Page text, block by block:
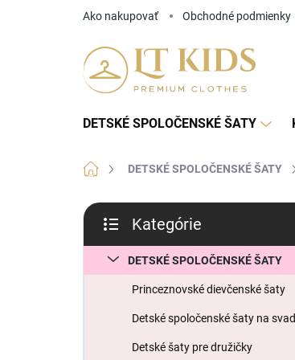
Ako nakupovať Obchodné podmienky
DETSKÉ SPOLOČENSKÉ ŠATY
DomovDETSKÉ SPOLOČENSKÉ ŠATY
B
č
ý
kategórie
Kategórie
DETSKÉ SPOLOČENSKÉ ŠATY
Princeznovské dievčenské šaty
Detské spoločenské šaty na
Detské šaty pre družičky